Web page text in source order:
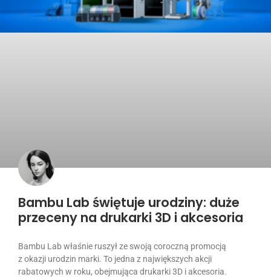
Bambu Lab świętuje urodziny: duże
przeceny na drukarki 3D i akcesoria
Bambu Lab właśnie ruszył ze swoją coroczną promocją
z okazji urodzin marki. To jedna z największych akcji
rabatowych w roku, obejmująca drukarki 3D i akcesoria.